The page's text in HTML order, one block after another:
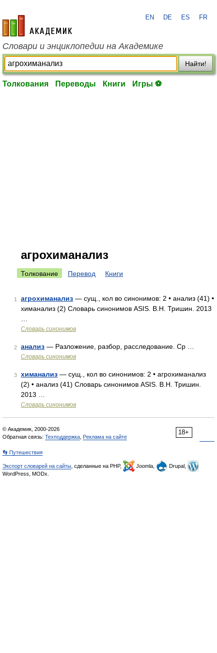
academic.ru
EN DE ES FR
Словари и энциклопедии на Академике
Найти!
Толкования Переводы Книги Игры ⚽
агрохиманализ
Толкование Перевод Книги
1 агрохиманализ — сущ., кол во синонимов: 2 • анализ (41) •
химанализ (2) Словарь синонимов ASIS. В.Н. Тришин. 2013
Словарь синонимов
2 анализ — Разложение, разбор, расследование. Ср …
Словарь синонимов
3 химанализ — сущ., кол во синонимов: 2 • агрохиманализ
(2) • анализ (41) Словарь синонимов ASIS. В.Н. Тришин.
2013 …
Словарь синонимов
18+
© Академик, 2000-2026
Обратная связь: Техподдержка Реклама на сайте
👣 Путешествия
Экспорт словарей на сайты , сделанные на PHP, Joomla,
Drupal,
WordPress, MODx.